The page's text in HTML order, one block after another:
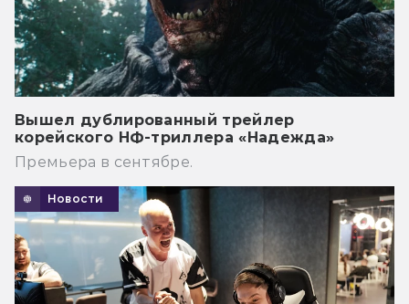
Вышел дублированный трейлер
корейского НФ-триллера «Надежда»
Премьера в сентябре.
Новости